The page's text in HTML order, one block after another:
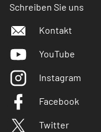
Schreiben Sie uns
Kontakt
YouTube
Instagram
Facebook
Twitter